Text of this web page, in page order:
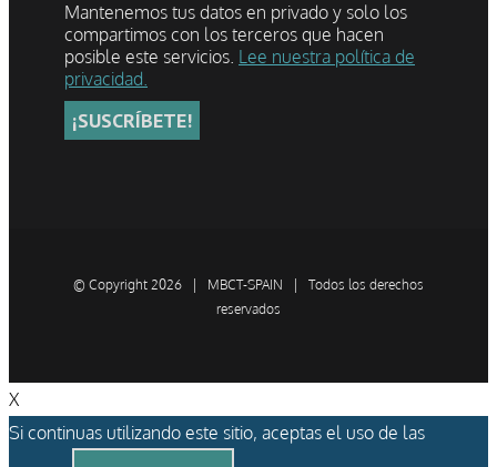
Mantenemos tus datos en privado y solo los
compartimos con los terceros que hacen
posible este servicios. Lee nuestra política de
privacidad.
© Copyright 2026 | MBCT-SPAIN | Todos los derechos
reservados
X
Si continuas utilizando este sitio, aceptas el uso de las